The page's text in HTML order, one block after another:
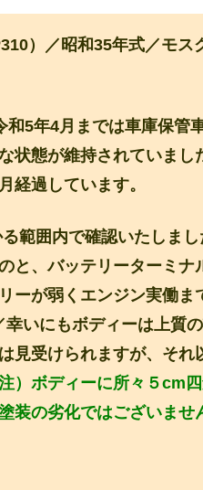
）／昭和35年式／モ
5年4月までは車庫保管
状態が維持されていまし
経過しています。
範囲内で確認いたしまし
と、バッテリーターミナ
ーが弱くエンジン実働ま
いにもボディーは上質
見受けられますが、それ
）ボディーに所々５cm
装の劣化ではございま